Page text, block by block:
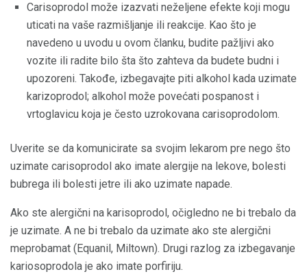
Carisoprodol može izazvati neželjene efekte koji mogu
uticati na vaše razmišljanje ili reakcije. Kao što je
navedeno u uvodu u ovom članku, budite pažljivi ako
vozite ili radite bilo šta što zahteva da budete budni i
upozoreni. Takođe, izbegavajte piti alkohol kada uzimate
karizoprodol; alkohol može povećati pospanost i
vrtoglavicu koja je često uzrokovana carisoprodolom.
Uverite se da komunicirate sa svojim lekarom pre nego što
uzimate carisoprodol ako imate alergije na lekove, bolesti
bubrega ili bolesti jetre ili ako uzimate napade.
Ako ste alergični na karisoprodol, očigledno ne bi trebalo da
je uzimate. A ne bi trebalo da uzimate ako ste alergični
meprobamat (Equanil, Miltown). Drugi razlog za izbegavanje
kariosoprodola je ako imate porfiriju.